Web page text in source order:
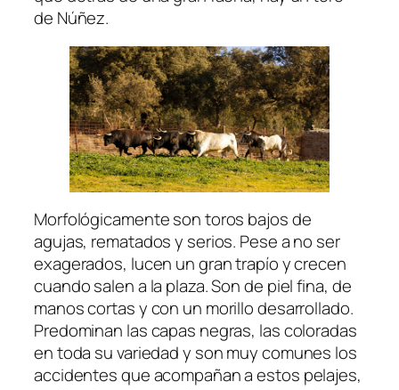
de Núñez.
Morfológicamente son toros bajos de
agujas, rematados y serios. Pese a no ser
exagerados, lucen un gran trapío y crecen
cuando salen a la plaza. Son de piel fina, de
manos cortas y con un morillo desarrollado.
Predominan las capas negras, las coloradas
en toda su variedad y son muy comunes los
accidentes que acompañan a estos pelajes,